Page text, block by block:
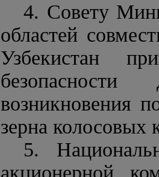
4. Совету
областей
Узбекистан
возникновения
зерна колосовых
5.
акционерной